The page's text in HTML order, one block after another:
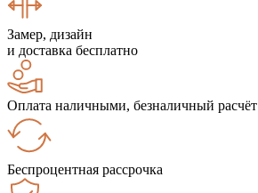
Замер, дизайн
и доставка бесплатно
Оплата наличными, безналичный расчёт
Беспроцентная рассрочка